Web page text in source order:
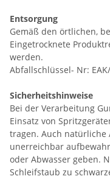
Entsorgung
Gemäß den örtlichen,
Eingetrocknete
werden.
Abfallschlüssel- Nr:
Sicherheitshinweise
Bei der Verarbeitung
Einsatz von
tragen. Auch
unerreichbar
oder Abwasser geben.
Schleifstaub zu